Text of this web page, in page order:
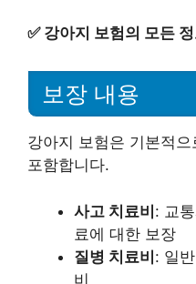
✅ 강아지 보험의 모든
보장 내용
강아지 보험은 기본적
포함합니다.
사고 치료비: 교
료에 대한 보장
질병 치료비: 일
비